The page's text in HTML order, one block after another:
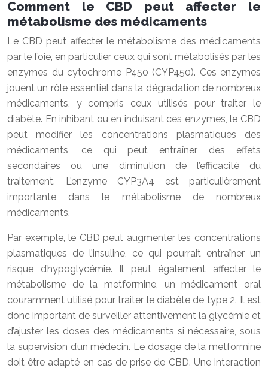
Comment le CBD peut affecter le
métabolisme des médicaments
Le CBD peut affecter le métabolisme des médicaments
par le foie, en particulier ceux qui sont métabolisés par les
enzymes du cytochrome P450 (CYP450). Ces enzymes
jouent un rôle essentiel dans la dégradation de nombreux
médicaments, y compris ceux utilisés pour traiter le
diabète. En inhibant ou en induisant ces enzymes, le CBD
peut modifier les concentrations plasmatiques des
médicaments, ce qui peut entraîner des effets
secondaires ou une diminution de l’efficacité du
traitement. L’enzyme CYP3A4 est particulièrement
importante dans le métabolisme de nombreux
médicaments.
Par exemple, le CBD peut augmenter les concentrations
plasmatiques de l’insuline, ce qui pourrait entraîner un
risque d’hypoglycémie. Il peut également affecter le
métabolisme de la metformine, un médicament oral
couramment utilisé pour traiter le diabète de type 2. Il est
donc important de surveiller attentivement la glycémie et
d’ajuster les doses des médicaments si nécessaire, sous
la supervision d’un médecin. Le dosage de la metformine
doit être adapté en cas de prise de CBD. Une interaction